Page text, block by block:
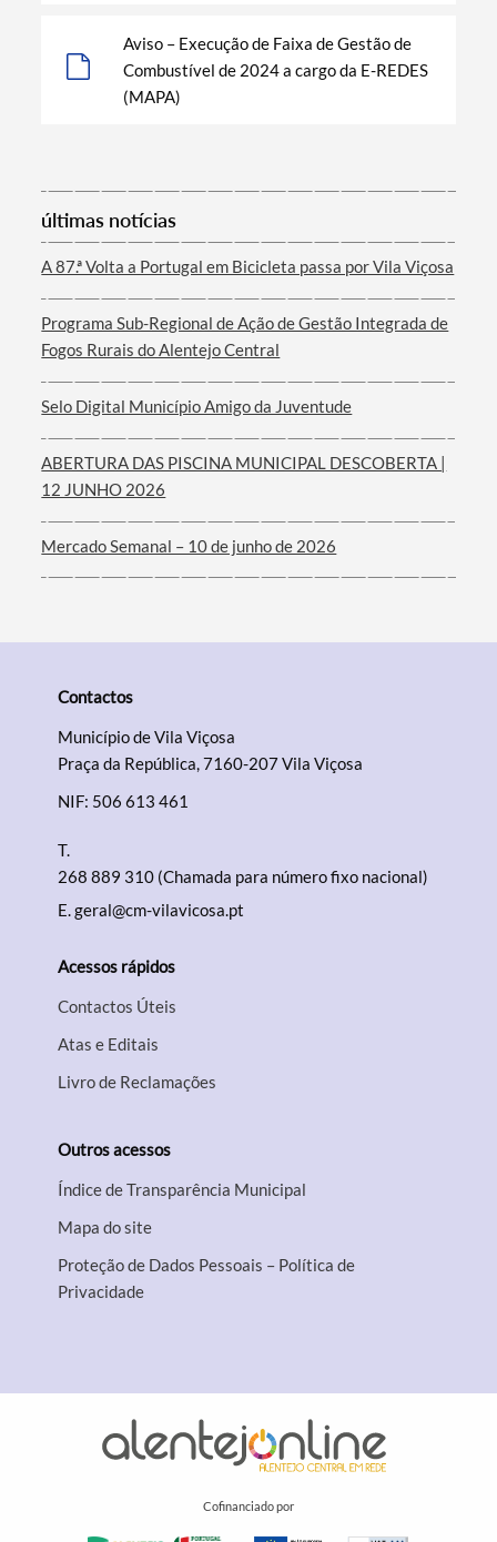
Termo de Pesquisa
Categorias gerais
Filtros
Aviso – Execução de Faixa de Gestão de
Combustível de 2024 a cargo da E-REDES
(MAPA)
últimas notícias
A 87.ª Volta a Portugal em Bicicleta passa por Vila Viçosa
Programa Sub-Regional de Ação de Gestão Integrada de
Fogos Rurais do Alentejo Central
Selo Digital Município Amigo da Juventude
ABERTURA DAS PISCINA MUNICIPAL DESCOBERTA |
12 JUNHO 2026
Mercado Semanal – 10 de junho de 2026
Contactos
Município de Vila Viçosa
Praça da República, 7160-207 Vila Viçosa
NIF: 506 613 461
T.
268 889 310 (Chamada para número fixo nacional)
E.geral@cm-vilavicosa.pt
Acessos rápidos
Contactos Úteis
Atas e Editais
Livro de Reclamações
Outros acessos
Índice de Transparência Municipal
Mapa do site
Proteção de Dados Pessoais – Política de
Privacidade
Cofinanciado por